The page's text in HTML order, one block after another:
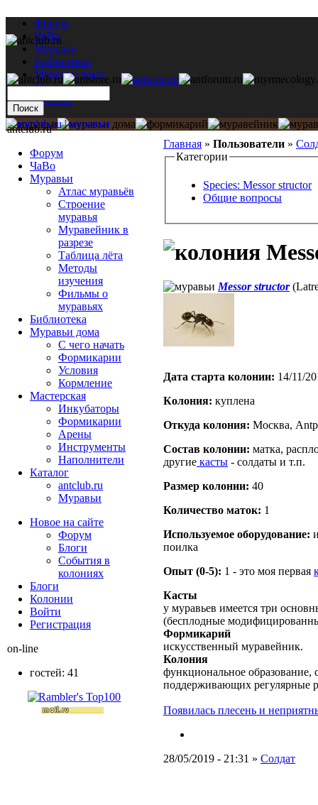
Форум
ЧаВо
Муравьи
Библиотека
Муравьи дома
Мастерская
Каталог
Главная » Пользователи »
Категории
Species: Messor structor
Общие вопросы
Messor structor
Дата старта кoлонии: 14/11/
Кoлония: куплена
Откуда кoлония: Москва,
Состав кoлонии: матка,
другие касты - солдаты и т.п.
Размер кoлонии: 40
Количество маток: 1
Используемое оборудование:
поилка
Опыт (0-5): 1 - это моя первая
Касты
у муравьев имеется три
(бесплодные
Формикарий
искусственный муравейник.
Колония
функциональное образование,
поддерживающих регулярные
Появилась плесень и
28/05/2019 - 21:31 » Солдат
antclub.ru
Форум
ЧаВо
Муравьи
Атлас муравьёв
Строение
муравья
Муравейник в
разрезе
Таблица лёта
Методы
изучения
Фильмы о
муравьях
Библиотека
Муравьи дома
С чего начать
Формикарии
Условия
Кормление
Мастерская
Инкубаторы
Формикарии
Арены
Инструменты
Наполнители
Каталог
antclub.ru
Муравьи
Новое на сайте
Форум
Блоги
События в
колониях
Блоги
Колонии
Войти
Peгиcтpaция
on-line
гостей: 41